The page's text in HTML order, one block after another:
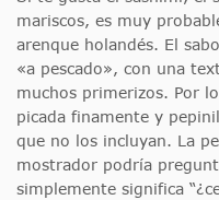
mariscos, es muy
arenque holandés. El
«a pescado», con una
muchos primerizos. Por
picada finamente y
que no los incluyan. La
mostrador podría
simplemente significa